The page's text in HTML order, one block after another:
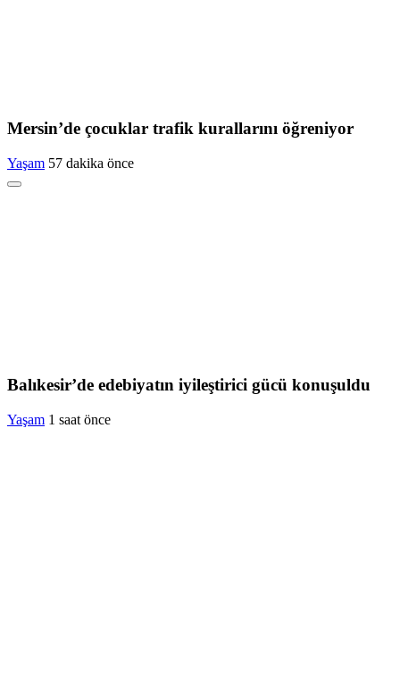
Mersin’de çocuklar trafik kurallarını öğreniyor
Yaşam 57 dakika önce
Balıkesir’de edebiyatın iyileştirici gücü konuşuldu
Yaşam 1 saat önce